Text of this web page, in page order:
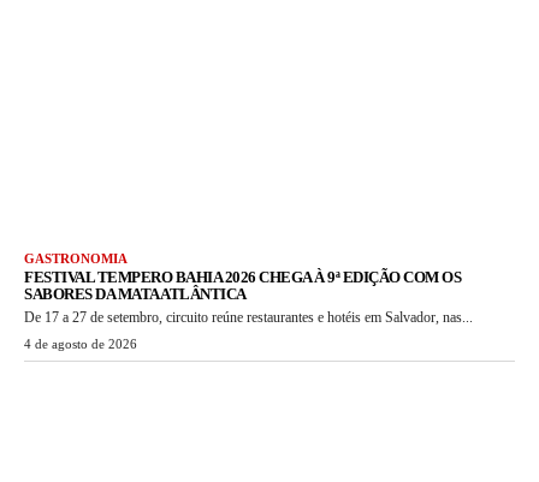
GASTRONOMIA
FESTIVAL TEMPERO BAHIA 2026 CHEGA À 9ª EDIÇÃO COM OS
SABORES DA MATA ATLÂNTICA
De 17 a 27 de setembro, circuito reúne restaurantes e hotéis em Salvador, nas...
4 de agosto de 2026